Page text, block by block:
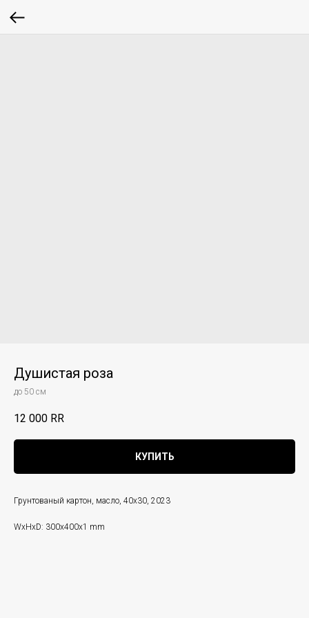
Душистая роза
до 50 см
12 000 RR
КУПИТЬ
Грунтованый картон, масло, 40х30, 2023
WxHxD: 300x400x1 mm